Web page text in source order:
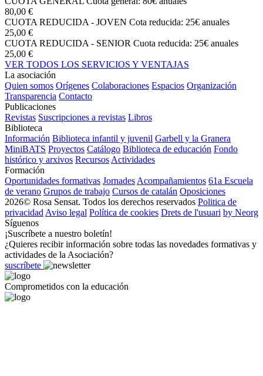
80,00 €
CUOTA REDUCIDA - JOVEN Cota reducida: 25€ anuales
25,00 €
CUOTA REDUCIDA - SENIOR Cuota reducida: 25€ anuales
25,00 €
VER TODOS LOS SERVICIOS Y VENTAJAS
La asociación
Quien somos Orígenes Colaboraciones Espacios Organización
Transparencia Contacto
Publicaciones
Revistas Suscripciones a revistas Libros
Biblioteca
Información Biblioteca infantil y juvenil Garbell y la Granera
MiniBATS Proyectos Catálogo Biblioteca de educación Fondo
histórico y arxivos Recursos Actividades
Formación
Oportunidades formativas Jornades Acompañamientos 61a Escuela
de verano Grupos de trabajo Cursos de catalán Oposiciones
2026© Rosa Sensat. Todos los derechos reservados Politica de
privacidad Aviso legal Política de cookies Drets de l'usuari by Neorg
Síguenos
¡Suscríbete a nuestro boletín!
¿Quieres recibir información sobre todas las novedades formativas y
actividades de la Asociación?
suscríbete
Comprometidos con la educación